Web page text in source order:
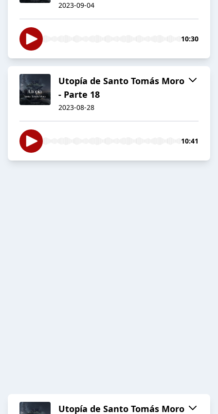
2023-09-04
10:30
Utopía de Santo Tomás Moro
- Parte 18
2023-08-28
10:41
Utopía de Santo Tomás Moro